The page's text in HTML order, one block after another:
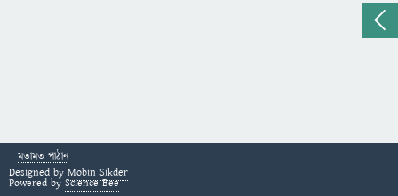
মতামত পাঠান
Designed by Mobin Sikder
Powered by Science Bee